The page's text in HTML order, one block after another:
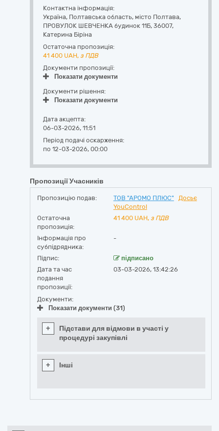
Контактна інформація:
Україна, Полтавська область, місто Полтава,
ПРОВУЛОК ШЕВЧЕНКА будинок 11Б, 36007,
Катерина Біріна
Остаточна пропозиція:
41 400 UAH, з ПДВ
Документи пропозиції:
Показати документи
Документи рішення:
Показати документи
Дата акцепта:
06-03-2026, 11:51
Період подачі оскарження:
по 12-03-2026, 00:00
Пропозиції Учасників
Пропозицію подав: ТОВ "АРОМО ПЛЮС"
Досьє
YouControl
Остаточна
пропозиція:
41 400 UAH, з ПДВ
Інформація про
субпідрядника:
-
Підпис:
підписано
Дата та час
подання
пропозиції:
03-03-2026, 13:42:26
Документи:
Показати документи (31)
+
Підстави для відмови в участі у
процедурі закупівлі
+ Інші